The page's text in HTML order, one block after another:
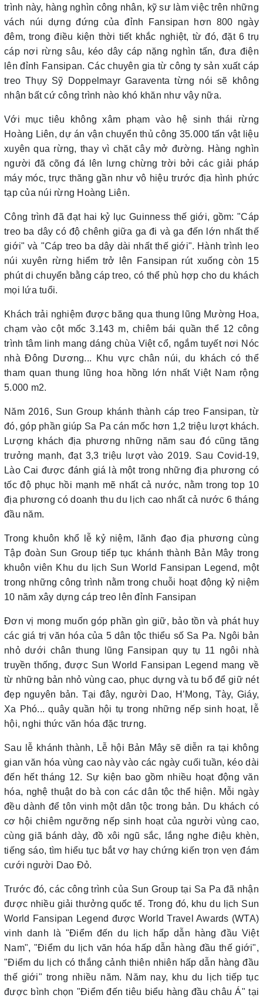
trình này, hàng nghìn công nhân, kỹ sư làm việc trên những
vách núi dựng đứng của đỉnh Fansipan hơn 800 ngày
đêm, trong điều kiện thời tiết khắc nghiệt, từ đó, đặt 6 trụ
cáp nơi rừng sâu, kéo dây cáp nặng nghìn tấn, đưa điện
lên đỉnh Fansipan. Các chuyên gia từ công ty sản xuất cáp
treo Thụy Sỹ Doppelmayr Garaventa từng nói sẽ không
nhận bất cứ công trình nào khó khăn như vậy nữa.
Với mục tiêu không xâm phạm vào hệ sinh thái rừng
Hoàng Liên, dự án vận chuyển thủ công 35.000 tấn vật liệu
xuyên qua rừng, thay vì chặt cây mở đường. Hàng nghìn
người đã cõng đá lên lưng chừng trời bởi các giải pháp
máy móc, trực thăng gần như vô hiệu trước địa hình phức
tạp của núi rừng Hoàng Liên.
Công trình đã đạt hai kỷ lục Guinness thế giới, gồm: "Cáp
treo ba dây có độ chênh giữa ga đi và ga đến lớn nhất thế
giới" và "Cáp treo ba dây dài nhất thế giới". Hành trình leo
núi xuyên rừng hiểm trở lên Fansipan rút xuống còn 15
phút di chuyển bằng cáp treo, có thể phù hợp cho du khách
mọi lứa tuổi.
Khách trải nghiệm được băng qua thung lũng Mường Hoa,
chạm vào cột mốc 3.143 m, chiêm bái quần thể 12 công
trình tâm linh mang dáng chùa Việt cổ, ngắm tuyết nơi Nóc
nhà Đông Dương... Khu vực chân núi, du khách có thể
tham quan thung lũng hoa hồng lớn nhất Việt Nam rộng
5.000 m2.
Năm 2016, Sun Group khánh thành cáp treo Fansipan, từ
đó, góp phần giúp Sa Pa cán mốc hơn 1,2 triệu lượt khách.
Lượng khách địa phương những năm sau đó cũng tăng
trưởng mạnh, đạt 3,3 triệu lượt vào 2019. Sau Covid-19,
Lào Cai được đánh giá là một trong những địa phương có
tốc độ phục hồi mạnh mẽ nhất cả nước, nằm trong top 10
địa phương có doanh thu du lịch cao nhất cả nước 6 tháng
đầu năm.
Trong khuôn khổ lễ kỷ niệm, lãnh đạo địa phương cùng
Tập đoàn Sun Group tiếp tục khánh thành Bản Mây trong
khuôn viên Khu du lịch Sun World Fansipan Legend, một
trong những công trình nằm trong chuỗi hoạt động kỷ niệm
10 năm xây dựng cáp treo lên đỉnh Fansipan
Đơn vị mong muốn góp phần gìn giữ, bảo tồn và phát huy
các giá trị văn hóa của 5 dân tộc thiểu số Sa Pa. Ngôi bản
nhỏ dưới chân thung lũng Fansipan quy tụ 11 ngôi nhà
truyền thống, được Sun World Fansipan Legend mang về
từ những bản nhỏ vùng cao, phục dựng và tu bổ để giữ nét
đẹp nguyên bản. Tại đây, người Dao, H’Mong, Tày, Giáy,
Xa Phó... quây quần hội tụ trong những nếp sinh hoạt, lễ
hội, nghi thức văn hóa đặc trưng.
Sau lễ khánh thành, Lễ hội Bản Mây sẽ diễn ra tại không
gian văn hóa vùng cao này vào các ngày cuối tuần, kéo dài
đến hết tháng 12. Sự kiện bao gồm nhiều hoạt động văn
hóa, nghệ thuật do bà con các dân tộc thể hiện. Mỗi ngày
đều dành để tôn vinh một dân tộc trong bản. Du khách có
cơ hội chiêm ngưỡng nếp sinh hoạt của người vùng cao,
cùng giã bánh dày, đồ xôi ngũ sắc, lắng nghe điệu khèn,
tiếng sáo, tìm hiểu tục bắt vợ hay chứng kiến trọn vẹn đám
cưới người Dao Đỏ.
Trước đó, các công trình của Sun Group tại Sa Pa đã nhận
được nhiều giải thưởng quốc tế. Trong đó, khu du lịch Sun
World Fansipan Legend được World Travel Awards (WTA)
vinh danh là "Điểm đến du lịch hấp dẫn hàng đầu Việt
Nam", "Điểm du lịch văn hóa hấp dẫn hàng đầu thế giới",
"Điểm du lịch có thắng cảnh thiên nhiên hấp dẫn hàng đầu
thế giới" trong nhiều năm. Năm nay, khu du lịch tiếp tục
được bình chọn "Điểm đến tiêu biểu hàng đầu châu Á" tại